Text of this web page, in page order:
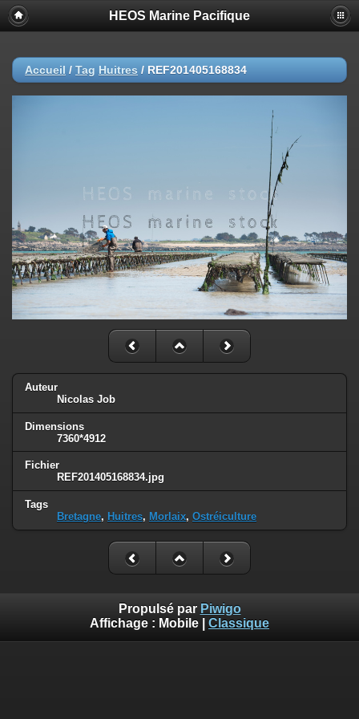
HEOS Marine Pacifique
Accueil / Tag Huitres / REF201405168834
Auteur
Nicolas Job
Dimensions
7360*4912
Fichier
REF201405168834.jpg
Tags
Bretagne, Huitres, Morlaix, Ostréiculture
Propulsé par Piwigo
Affichage : Mobile Classique